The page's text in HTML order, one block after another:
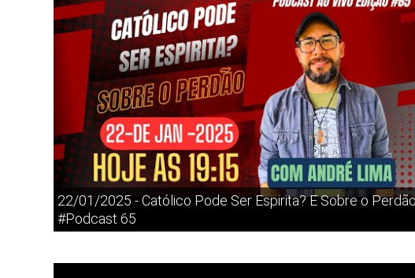
22/01/2025 - Católico Pode Ser Espirita? E Sobre o
#Podcast 65